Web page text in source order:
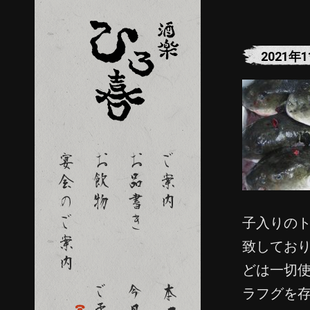
2021年
子入りの
致してお
どは一切
ラフグを